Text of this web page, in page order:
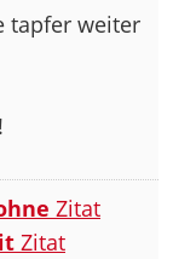
tapfer weiter
Zitat
Zitat